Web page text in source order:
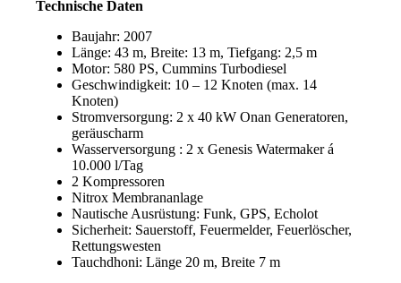
Technische Daten
Baujahr: 2007
Länge: 43 m, Breite: 13 m, Tiefgang: 2,5 m
Motor: 580 PS, Cummins Turbodiesel
Geschwindigkeit: 10 – 12 Knoten (max. 14
Knoten)
Stromversorgung: 2 x 40 kW Onan Generatoren,
geräuscharm
Wasserversorgung : 2 x Genesis Watermaker á
10.000 l/Tag
2 Kompressoren
Nitrox Membrananlage
Nautische Ausrüstung: Funk, GPS, Echolot
Sicherheit: Sauerstoff, Feuermelder, Feuerlöscher,
Rettungswesten
Tauchdhoni: Länge 20 m, Breite 7 m